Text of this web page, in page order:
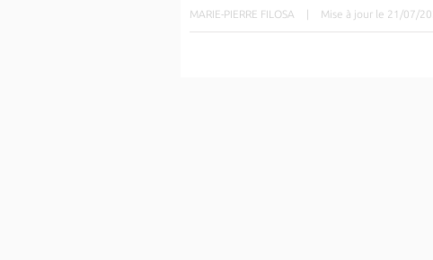
MARIE-PIERRE FILOSA | Mise à jour le 21/07/